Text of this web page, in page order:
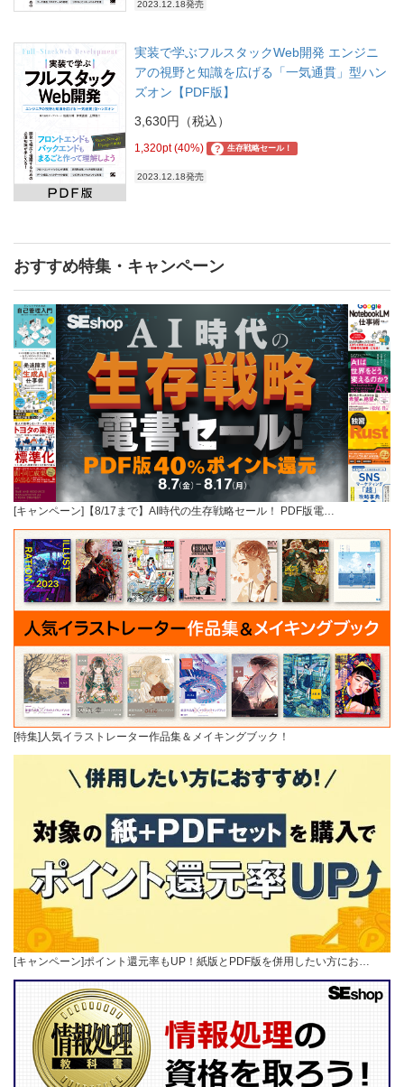
2023.12.18発売
実装で学ぶフルスタックWeb開発 エンジニ
アの視野と知識を広げる「一気通貫」型ハン
ズオン【PDF版】
3,630円（税込）
1,320pt (40%) ? 生存戦略セール！
2023.12.18発売
おすすめ特集・キャンペーン
[キャンペーン]【8/17まで】AI時代の生存戦略セール！ PDF版電…
[特集]人気イラストレーター作品集＆メイキングブック！
[キャンペーン]ポイント還元率もUP！紙版とPDF版を併用したい方にお…